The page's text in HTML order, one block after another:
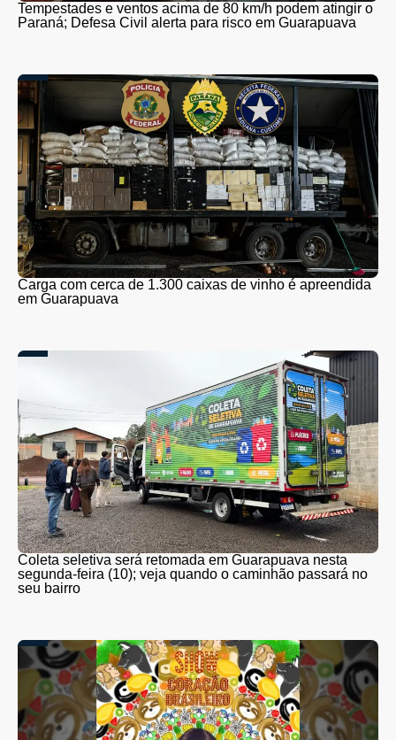
Tempestades e ventos acima de 80 km/h podem atingir o
Paraná; Defesa Civil alerta para risco em Guarapuava
Carga com cerca de 1.300 caixas de vinho é apreendida
em Guarapuava
Coleta seletiva será retomada em Guarapuava nesta
segunda-feira (10); veja quando o caminhão passará no
seu bairro